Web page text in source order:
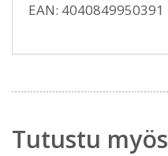
EAN: 4040849950391
Tutustu myös